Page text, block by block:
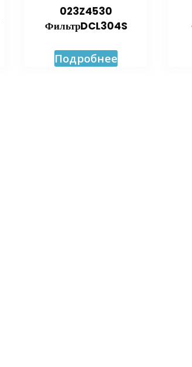
023Z4530
ФильтрDCL304S
Подробнее